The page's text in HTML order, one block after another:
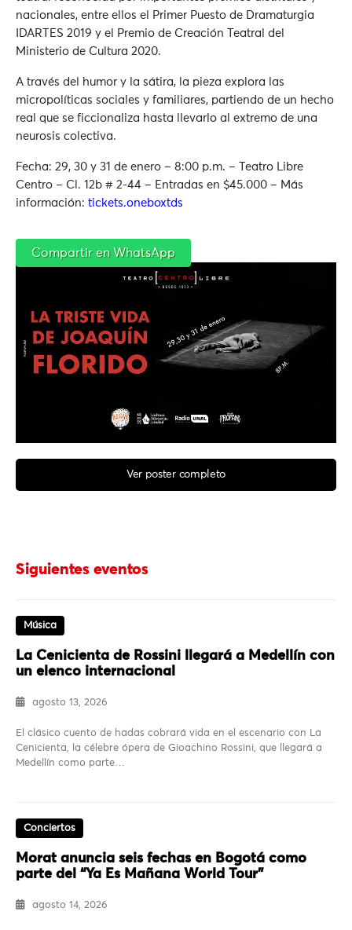
Ver poster completo
nacionales, entre ellos el Primer Puesto de Dramaturgia
IDARTES 2019 y el Premio de Creación Teatral del
Ministerio de Cultura 2020.
A través del humor y la sátira, la pieza explora las
micropolíticas sociales y familiares, partiendo de un hecho
real que se ficcionaliza hasta llevarlo al extremo de una
neurosis colectiva.
Fecha: 29, 30 y 31 de enero – 8:00 p.m. – Teatro Libre
Centro – Cl. 12b # 2-44 – Entradas en $45.000 – Más
información: tickets.oneboxtds
Compartir en WhatsApp
Siguientes eventos
Música
La Cenicienta de Rossini llegará a Medellín con
un elenco internacional
agosto 13, 2026
El clásico cuento de hadas cobrará vida en el escenario con La
Cenicienta, la célebre ópera de Gioachino Rossini, que llegará a
Medellín como parte…
Conciertos
Morat anuncia seis fechas en Bogotá como
parte del “Ya Es Mañana World Tour”
agosto 14, 2026